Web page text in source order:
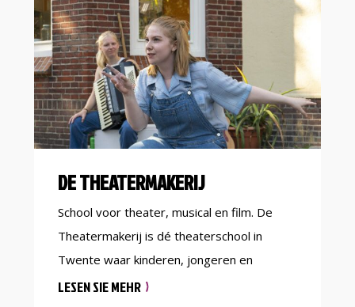
laatste greep te bereiken van […]
DE THEATERMAKERIJ
School voor theater, musical en film. De
Theatermakerij is dé theaterschool in
Twente waar kinderen, jongeren en
jongvolwassenen kunnen spelen met
LESEN SIE MEHR